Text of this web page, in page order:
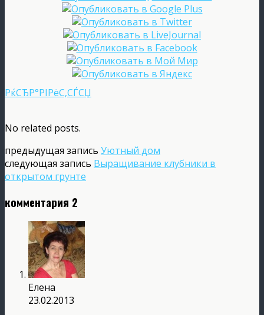
РќСЂР°РІРёС‚СЃСЏ
No related posts.
предыдущая запись Уютный дом
следующая запись Выращивание клубники в
открытом грунте
комментария 2
Елена
23.02.2013